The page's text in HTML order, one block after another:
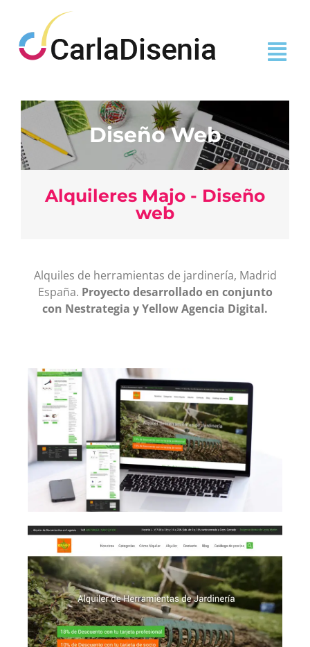
Diseño Web
Alquileres Majo - Diseño
web
Alquiles de herramientas de jardinería, Madrid
España. Proyecto desarrollado en conjunto
con Nestrategia y Yellow Agencia Digital.